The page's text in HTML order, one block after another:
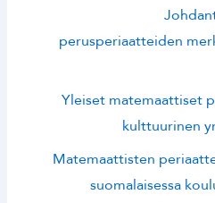
perusperiaatteiden
Yleiset matemaattiset
kulttuurinen
Matemaattisten
suomalaisessa